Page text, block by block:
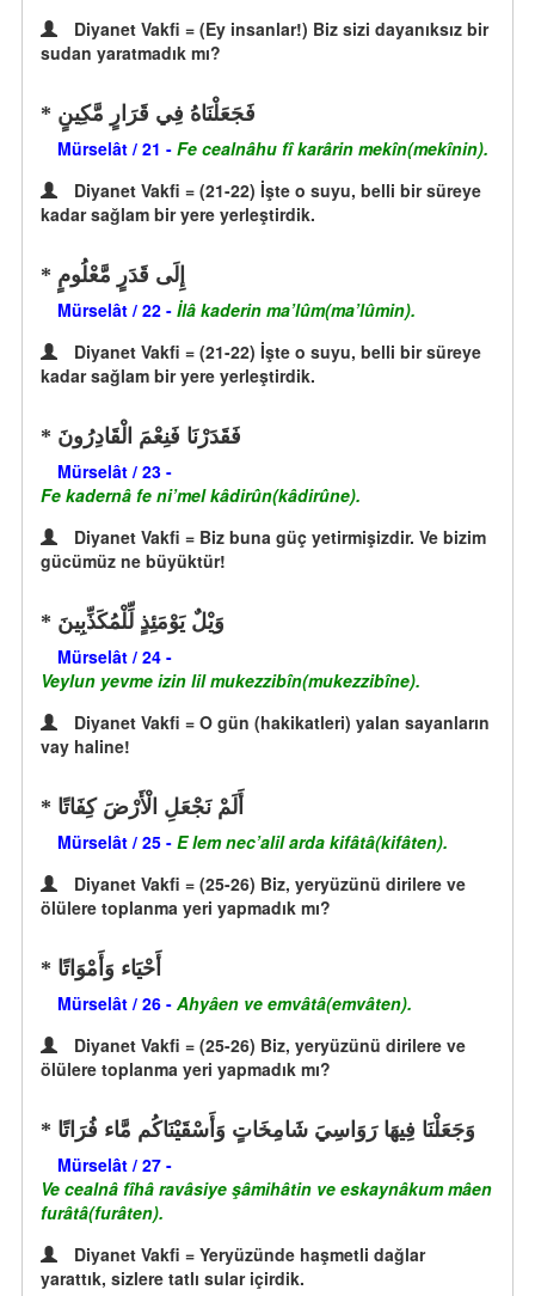
Diyanet Vakfi = (Ey insanlar!) Biz sizi dayanıksız bir
sudan yaratmadık mı?
فَجَعَلْنَاهُ فِي قَرَارٍ مَّكِينٍ
Mürselât / 21 - Fe cealnâhu fî karârin mekîn(mekînin).
Diyanet Vakfi = (21-22) İşte o suyu, belli bir süreye
kadar sağlam bir yere yerleştirdik.
إِلَى قَدَرٍ مَّعْلُومٍ
Mürselât / 22 - İlâ kaderin ma’lûm(ma’lûmin).
Diyanet Vakfi = (21-22) İşte o suyu, belli bir süreye
kadar sağlam bir yere yerleştirdik.
فَقَدَرْنَا فَنِعْمَ الْقَادِرُونَ
Mürselât / 23 -
Fe kadernâ fe ni’mel kâdirûn(kâdirûne).
Diyanet Vakfi = Biz buna güç yetirmişizdir. Ve bizim
gücümüz ne büyüktür!
وَيْلٌ يَوْمَئِذٍ لِّلْمُكَذِّبِينَ
Mürselât / 24 -
Veylun yevme izin lil mukezzibîn(mukezzibîne).
Diyanet Vakfi = O gün (hakikatleri) yalan sayanların
vay haline!
أَلَمْ نَجْعَلِ الْأَرْضَ كِفَاتًا
Mürselât / 25 - E lem nec’alil arda kifâtâ(kifâten).
Diyanet Vakfi = (25-26) Biz, yeryüzünü dirilere ve
ölülere toplanma yeri yapmadık mı?
أَحْيَاء وَأَمْوَاتًا
Mürselât / 26 - Ahyâen ve emvâtâ(emvâten).
Diyanet Vakfi = (25-26) Biz, yeryüzünü dirilere ve
ölülere toplanma yeri yapmadık mı?
وَجَعَلْنَا فِيهَا رَوَاسِيَ شَامِخَاتٍ وَأَسْقَيْنَاكُم مَّاء فُرَاتًا
Mürselât / 27 -
Ve cealnâ fîhâ ravâsiye şâmihâtin ve eskaynâkum mâen
furâtâ(furâten).
Diyanet Vakfi = Yeryüzünde haşmetli dağlar
yarattık, sizlere tatlı sular içirdik.